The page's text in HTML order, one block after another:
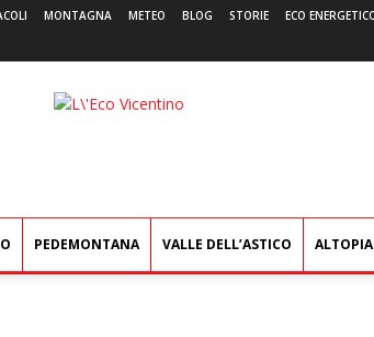
MONTAGNA METEO BLOG STORIE ECO
L'Eco
PEDEMONTANA VALLE DELL’ASTICO